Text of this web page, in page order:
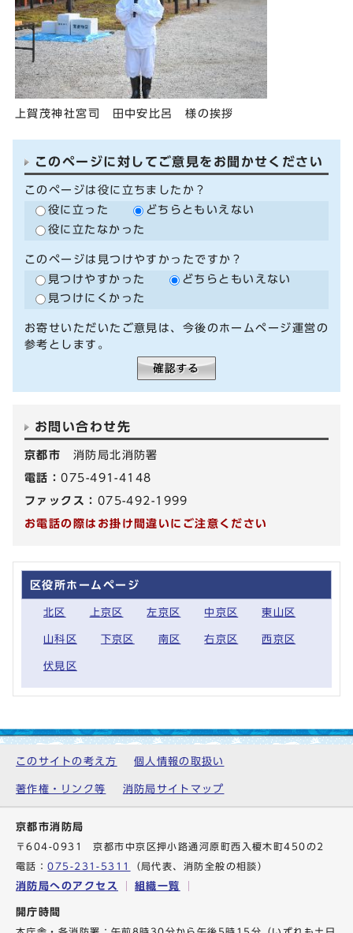
上賀茂神社宮司 田中安比呂 様の挨拶
このページに対してご意見をお聞かせください
このページは役に立ちましたか？
役に立った
どちらともいえない
役に立たなかった
このページは見つけやすかったですか？
見つけやすかった
どちらともいえない
見つけにくかった
お寄せいただいたご意見は、今後のホームページ運営の
参考とします。
お問い合わせ先
京都市 消防局北消防署
電話：075-491-4148
ファックス： 075-492-1999
お電話の際はお掛け間違いにご注意ください
区役所ホームページ
北区 上京区 左京区 中京区 東山区
山科区 下京区 南区 右京区 西京区
伏見区
このサイトの考え方 個人情報の取扱い
著作権・リンク等 消防局サイトマップ
京都市消防局
〒604-0931 京都市中京区押小路通河原町西入榎木町450の2
電話：075-231-5311 （局代表、消防全般の相談）
消防局へのアクセス 組織一覧
開庁時間